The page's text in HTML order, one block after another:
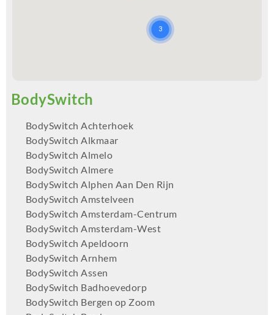
BodySwitch Achterhoek
BodySwitch Alkmaar
BodySwitch Almelo
BodySwitch Almere
BodySwitch Alphen Aan Den Rijn
BodySwitch Amstelveen
BodySwitch Amsterdam-Centrum
BodySwitch Amsterdam-West
BodySwitch Apeldoorn
BodySwitch Arnhem
BodySwitch Assen
BodySwitch Badhoevedorp
BodySwitch Bergen op Zoom